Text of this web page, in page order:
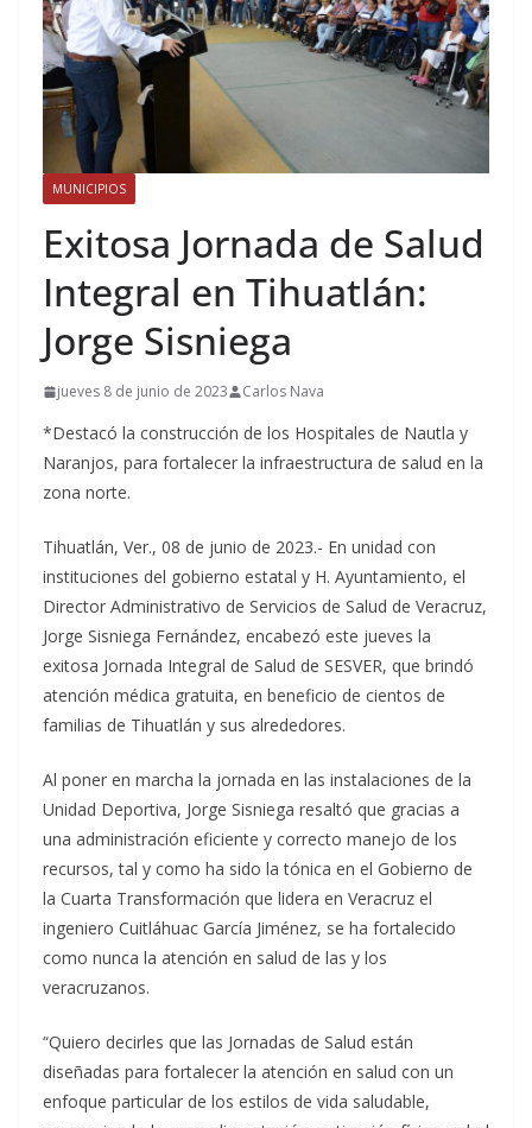
MUNICIPIOS
Exitosa Jornada de Salud
Integral en Tihuatlán:
Jorge Sisniega
jueves 8 de junio de 2023 Carlos Nava
*Destacó la construcción de los Hospitales de Nautla y
Naranjos, para fortalecer la infraestructura de salud en la
zona norte.
Tihuatlán, Ver., 08 de junio de 2023.- En unidad con
instituciones del gobierno estatal y H. Ayuntamiento, el
Director Administrativo de Servicios de Salud de Veracruz,
Jorge Sisniega Fernández, encabezó este jueves la
exitosa Jornada Integral de Salud de SESVER, que brindó
atención médica gratuita, en beneficio de cientos de
familias de Tihuatlán y sus alrededores.
Al poner en marcha la jornada en las instalaciones de la
Unidad Deportiva, Jorge Sisniega resaltó que gracias a
una administración eficiente y correcto manejo de los
recursos, tal y como ha sido la tónica en el Gobierno de
la Cuarta Transformación que lidera en Veracruz el
ingeniero Cuitláhuac García Jiménez, se ha fortalecido
como nunca la atención en salud de las y los
veracruzanos.
“Quiero decirles que las Jornadas de Salud están
diseñadas para fortalecer la atención en salud con un
enfoque particular de los estilos de vida saludable,